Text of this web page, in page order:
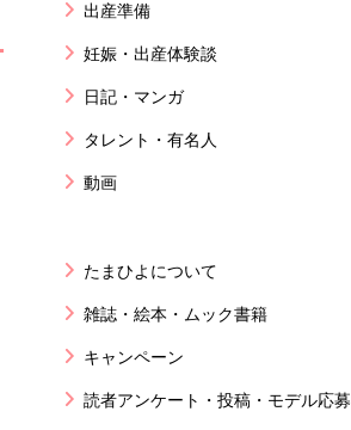
出産準備
妊娠・出産体験談
日記・マンガ
タレント・有名人
動画
たまひよについて
雑誌・絵本・ムック書籍
キャンペーン
読者アンケート・投稿・モデル応募